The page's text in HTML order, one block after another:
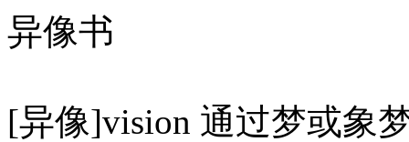
异像书
[异像]vision 通过梦或象